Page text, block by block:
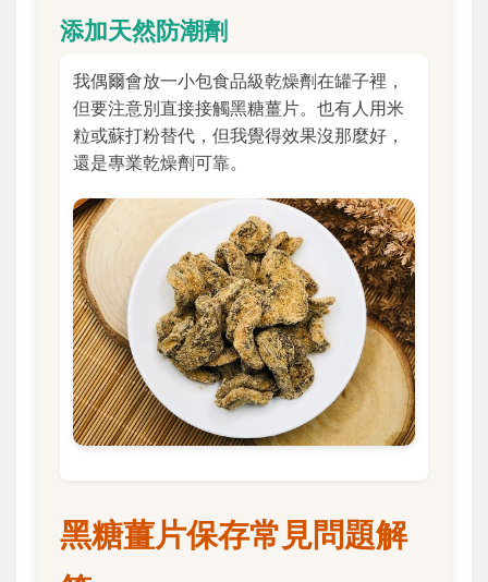
添加天然防潮劑
我偶爾會放一小包食品級乾燥劑在罐子裡，
但要注意別直接接觸黑糖薑片。也有人用米
粒或蘇打粉替代，但我覺得效果沒那麼好，
還是專業乾燥劑可靠。
黑糖薑片保存常見問題解